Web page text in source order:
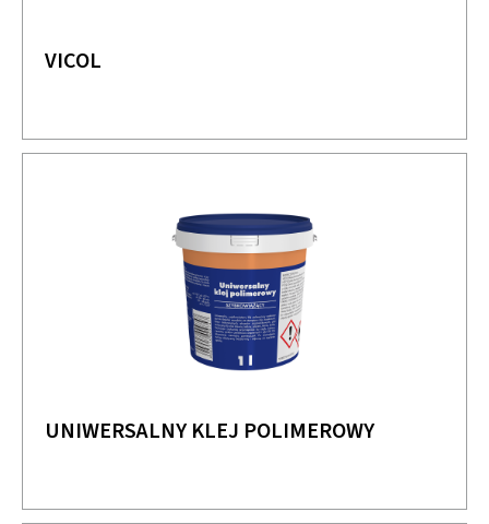
VICOL
UNIWERSALNY KLEJ POLIMEROWY